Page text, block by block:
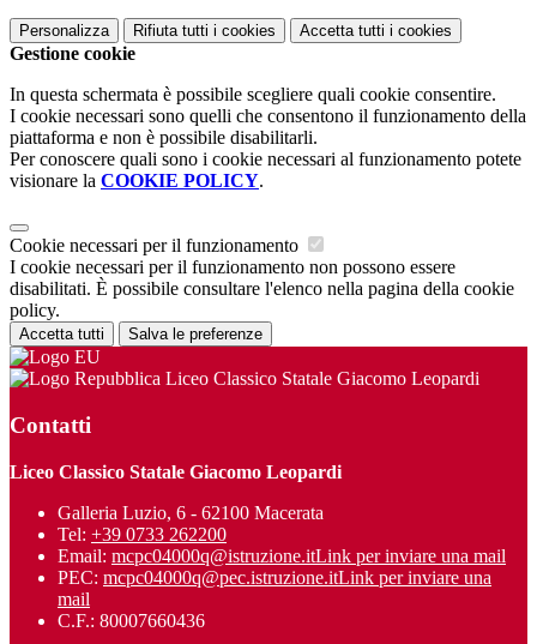
Personalizza Rifiuta tutti i cookies Accetta tutti i cookies
Gestione cookie
In questa schermata è possibile scegliere quali cookie consentire.
I cookie necessari sono quelli che consentono il funzionamento della
piattaforma e non è possibile disabilitarli.
Per conoscere quali sono i cookie necessari al funzionamento potete
visionare la COOKIE POLICY.
Cookie necessari per il funzionamento
I cookie necessari per il funzionamento non possono essere
disabilitati. È possibile consultare l'elenco nella pagina della cookie
policy.
Accetta tutti Salva le preferenze
Liceo Classico Statale Giacomo Leopardi
Contatti
Liceo Classico Statale Giacomo Leopardi
Galleria Luzio, 6 - 62100 Macerata
Tel: +39 0733 262200
Email: mcpc04000q@istruzione.itLink per inviare una mail
PEC: mcpc04000q@pec.istruzione.itLink per inviare una
mail
C.F.: 80007660436